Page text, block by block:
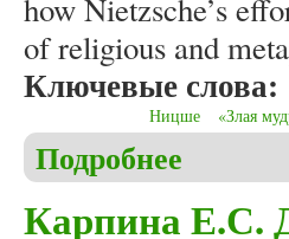
how Nietzsche’s
of religious and
Ключевые слова:
Ницше «Злая
Подробнее
Карпина Е.С.